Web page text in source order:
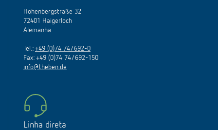
Hohenbergstraße 32
72401 Haigerloch
Alemanha
Tel.: +49 (0)74 74/692-0
Fax: +49 (0)74 74/692-150
info@theben.de
Linha direta